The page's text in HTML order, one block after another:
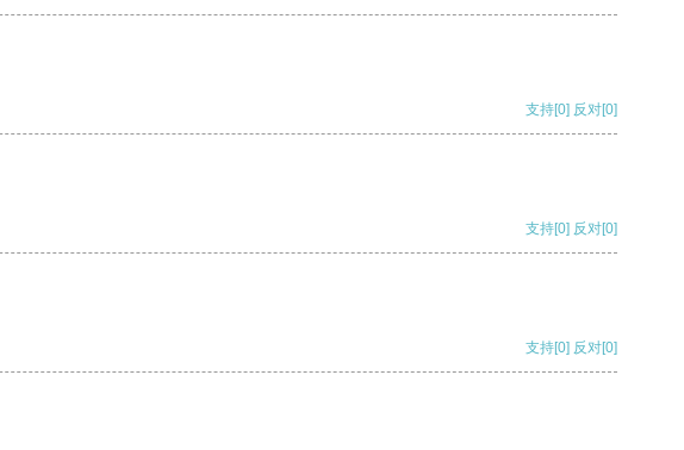
支持[0] 反对[0]
支持[0] 反对[0]
支持[0] 反对[0]